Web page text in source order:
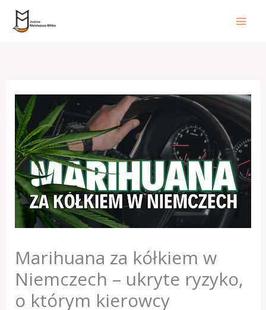
Przejdź
Marihuana za kółkiem w
Niemczech – ukryte ryzyko,
o którym kierowcy